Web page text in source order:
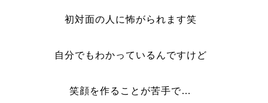
初対面の人に怖がられます笑
自分でもわかっているんですけど
笑顔を作ることが苦手で…